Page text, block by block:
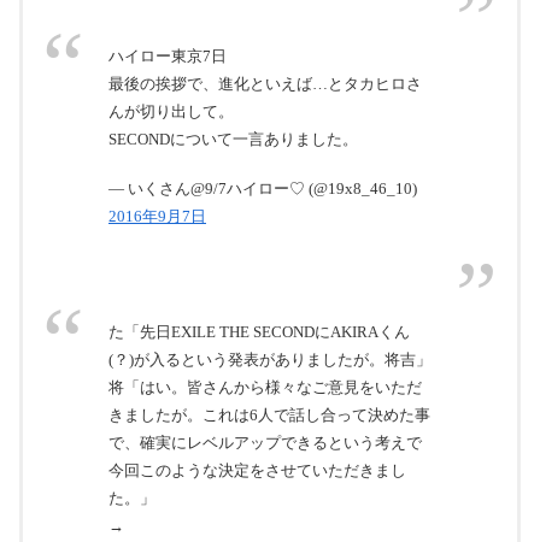
ハイロー東京7日
最後の挨拶で、進化といえば…とタカヒロさ
んが切り出して。
SECONDについて一言ありました。
— いくさん@9/7ハイロー♡ (@19x8_46_10)
2016年9月7日
た「先日EXILE THE SECONDにAKIRAくん
(？)が入るという発表がありましたが。将吉」
将「はい。皆さんから様々なご意見をいただ
きましたが。これは6人で話し合って決めた事
で、確実にレベルアップできるという考えで
今回このような決定をさせていただきまし
た。」
→